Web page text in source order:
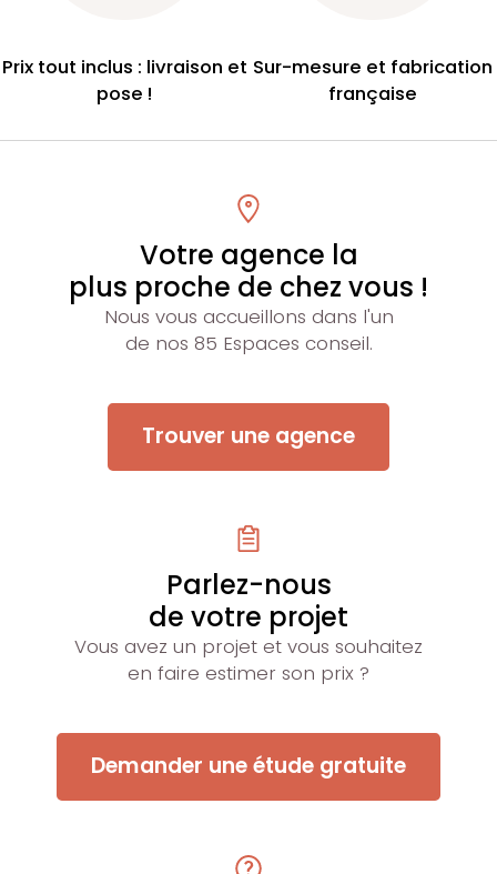
Prix tout inclus : livraison et
pose !
Sur-mesure et fabrication
française
Votre agence la
plus proche de chez vous !
Nous vous accueillons dans l'un
de nos 85 Espaces conseil.
Trouver une agence
Parlez-nous
de votre projet
Vous avez un projet et vous souhaitez
en faire estimer son prix ?
Demander une étude gratuite